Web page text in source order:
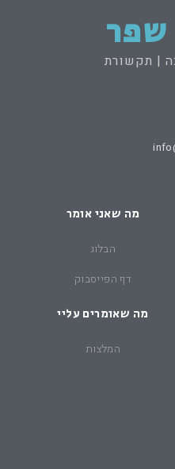
שפר
| תקשורת
מה שאני אומר
הבלוג
דף הפייסבוק
מה שאומרים עליי
המלצות